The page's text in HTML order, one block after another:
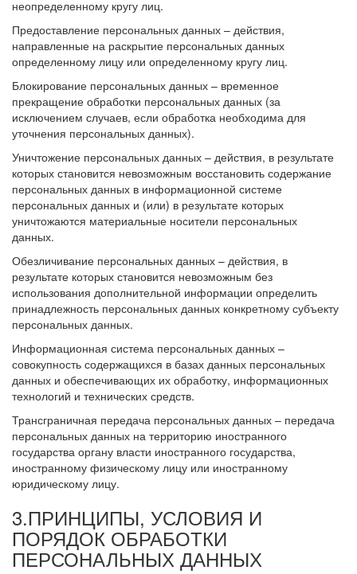
неопределенному кругу лиц.
Предоставление персональных данных – действия,
направленные на раскрытие персональных данных
определенному лицу или определенному кругу лиц.
Блокирование персональных данных – временное
прекращение обработки персональных данных (за
исключением случаев, если обработка необходима для
уточнения персональных данных).
Уничтожение персональных данных – действия, в результате
которых становится невозможным восстановить содержание
персональных данных в информационной системе
персональных данных и (или) в результате которых
уничтожаются материальные носители персональных
данных.
Обезличивание персональных данных – действия, в
результате которых становится невозможным без
использования дополнительной информации определить
принадлежность персональных данных конкретному субъекту
персональных данных.
Информационная система персональных данных –
совокупность содержащихся в базах данных персональных
данных и обеспечивающих их обработку, информационных
технологий и технических средств.
Трансграничная передача персональных данных – передача
персональных данных на территорию иностранного
государства органу власти иностранного государства,
иностранному физическому лицу или иностранному
юридическому лицу.
3.ПРИНЦИПЫ, УСЛОВИЯ И
ПОРЯДОК ОБРАБОТКИ
ПЕРСОНАЛЬНЫХ ДАННЫХ